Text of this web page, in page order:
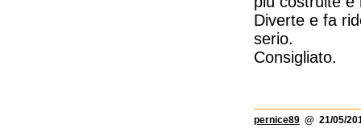
Diverte e fa
serio.
Consigliato.
pernice89 @ 21/05/